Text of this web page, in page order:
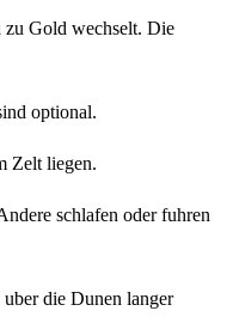
zu Gold wechselt. Die
optional.
Zelt liegen.
schlafen oder fuhren
die Dunen langer